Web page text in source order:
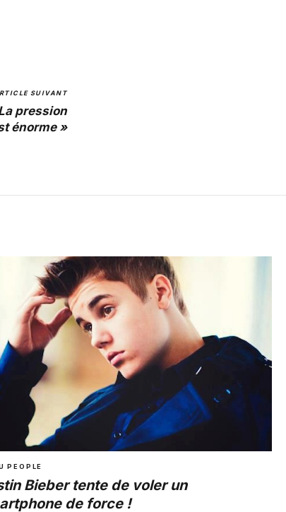
SUIVANT
pression
énorme »
PEOPLE
Bieber tente de voler un
de force !